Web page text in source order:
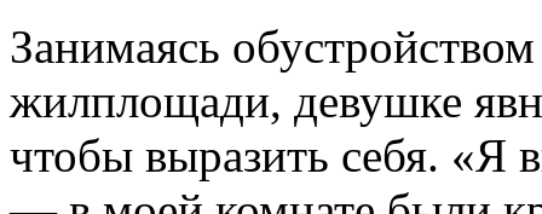
Занимаясь
жилплощади, девушке
чтобы выразить себя. «Я